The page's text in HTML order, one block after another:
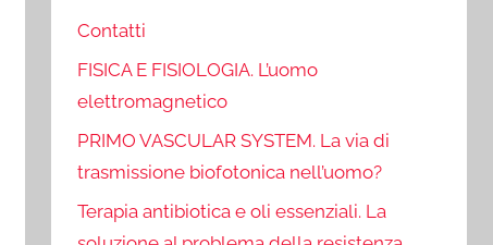
Contatti
FISICA E FISIOLOGIA. L’uomo
elettromagnetico
PRIMO VASCULAR SYSTEM. La via di
trasmissione biofotonica nell’uomo?
Terapia antibiotica e oli essenziali. La